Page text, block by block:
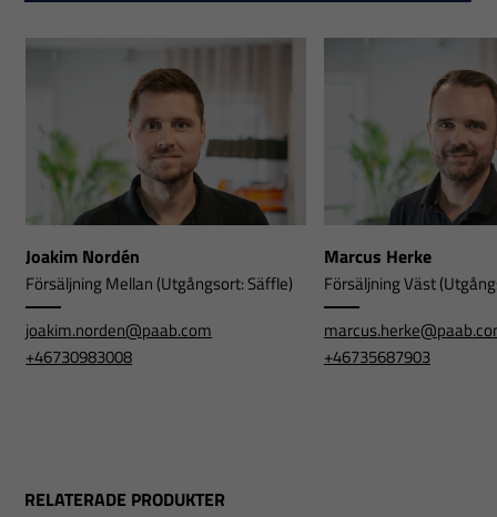
Joakim Nordén
Försäljning Mellan (Utgångsort: Säffle)
joakim.norden@paab.com
+46730983008
Marcus Herke
Försäljning Väst
+46735687903
RELATERADE PRODUKTER